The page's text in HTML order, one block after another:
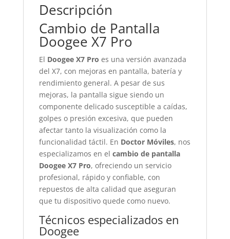
Descripción
Cambio de Pantalla
Doogee X7 Pro
El Doogee X7 Pro es una versión avanzada
del X7, con mejoras en pantalla, batería y
rendimiento general. A pesar de sus
mejoras, la pantalla sigue siendo un
componente delicado susceptible a caídas,
golpes o presión excesiva, que pueden
afectar tanto la visualización como la
funcionalidad táctil. En Doctor Móviles, nos
especializamos en el cambio de pantalla
Doogee X7 Pro, ofreciendo un servicio
profesional, rápido y confiable, con
repuestos de alta calidad que aseguran
que tu dispositivo quede como nuevo.
Técnicos especializados en
Doogee